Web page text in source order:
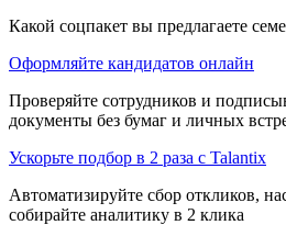
Какой соцпакет вы предлагаете
Оформляйте кандидатов онлайн
Проверяйте сотрудников и
документы без бумаг и личных
Ускорьте подбор в 2 раза с Talantix
Автоматизируйте сбор откликов,
собирайте аналитику в 2 клика